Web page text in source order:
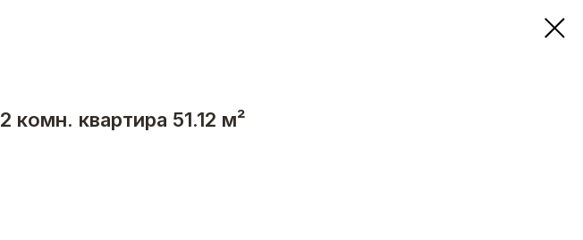
2 комн. квартира 51.12 м²